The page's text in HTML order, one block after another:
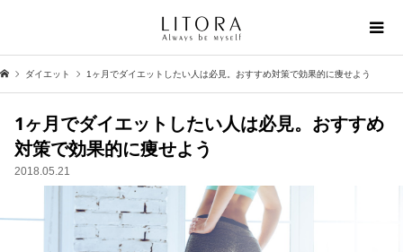
ダイエット 1ヶ月でダイエットしたい人は必見。おすすめ対策で効果的に痩せよう
1ヶ月でダイエットしたい人は必見。おすすめ
対策で効果的に痩せよう
2018.05.21